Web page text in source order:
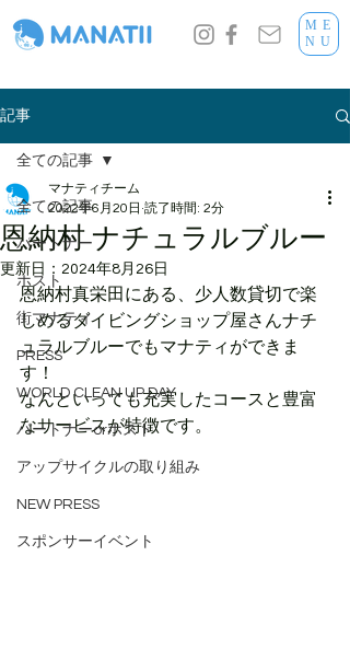
ME
NU
記事
全ての記事
パートナー
ホスト
街マナティ
PRESS
WORLD CLEAN UP DAY
パートナーorホスト
アップサイクルの取り組み
NEW PRESS
スポンサーイベント
全ての記事
恩納村 ナチュラルブルー
マナティチーム
2022年6月20日 読了時間: 2分
更新日： 2024年8月26日
恩納村真栄田にある、少人数貸切で楽
しめるダイビングショップ屋さんナチ
ュラルブルーでもマナティができま
す！
なんといっても充実したコースと豊富
なサービスが特徴です。